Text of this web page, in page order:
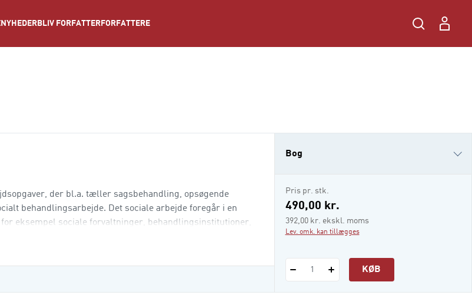
NYHEDER BLIV FORFATTER FORFATTERE
der bl.a. tæller sagsbehandling, opsøgende
behandlingsarbejde. Det sociale arbejde foregår i en
eksempel sociale forvaltninger, behandlingsinstitutioner,
Bog
i-bog
Pris pr. stk.
490,00 kr.
392,00 kr. ekskl. moms
Lev. omk. kan tillægges
1 KØB